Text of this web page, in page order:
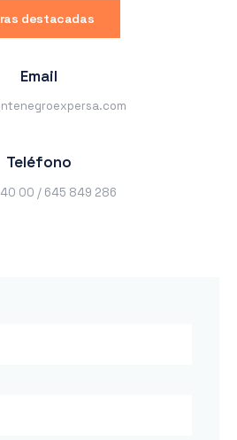
destacadas
Email
Teléfono
40 00 / 645 849 286